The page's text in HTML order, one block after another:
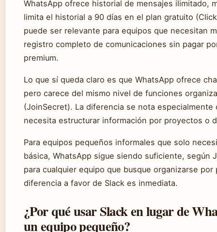
WhatsApp ofrece historial de mensajes ilimitado,
limita el historial a 90 días en el plan gratuito
puede ser relevante para equipos que necesitan
registro completo de comunicaciones sin pagar
premium.
Lo que sí queda claro es que WhatsApp ofrece
pero carece del mismo nivel de funciones
(JoinSecret). La diferencia se nota especialmente
necesita estructurar información por proyectos o
Para equipos pequeños informales que solo
básica, WhatsApp sigue siendo suficiente, según
para cualquier equipo que busque organizarse
diferencia a favor de Slack es inmediata.
¿Por qué usar Slack en lugar de
un equipo pequeño?